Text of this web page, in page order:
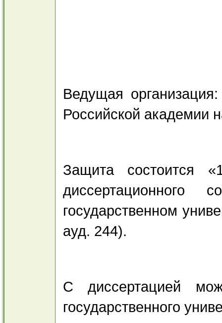
Ведущая
Российской академии
Защита состоится
государственном
ауд. 244).
С диссертацией
государственного